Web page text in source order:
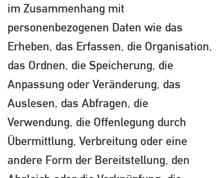
im Zusammenhang mit
personenbezogenen Daten wie das
Erheben, das Erfassen, die Organisation,
das Ordnen, die Speicherung, die
Anpassung oder Veränderung, das
Auslesen, das Abfragen, die
Verwendung, die Offenlegung durch
Übermittlung, Verbreitung oder eine
andere Form der Bereitstellung, den